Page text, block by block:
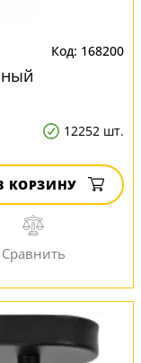
168200
12252 шт.
КОРЗИНУ